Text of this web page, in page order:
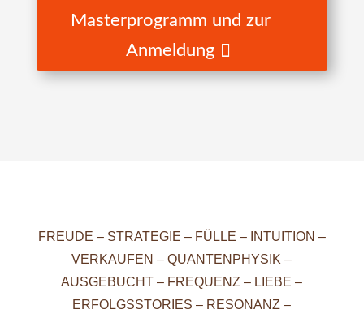
Masterprogramm und zur
Anmeldung
FREUDE – STRATEGIE – FÜLLE – INTUITION –
VERKAUFEN – QUANTENPHYSIK –
AUSGEBUCHT – FREQUENZ – LIEBE –
ERFOLGSSTORIES – RESONANZ –